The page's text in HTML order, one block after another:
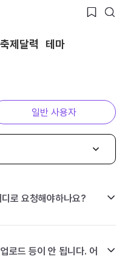
축제달력 테마
일반 사용자
로 요청해야하나요?
로드 등이 안 됩니다. 어